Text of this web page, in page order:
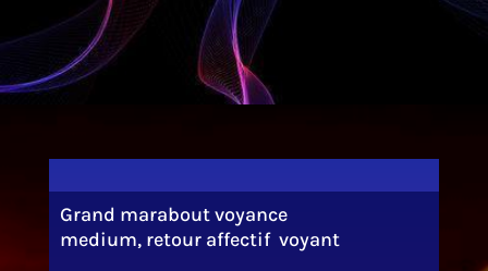
Grand marabout voyance
medium, retour affectif voyant